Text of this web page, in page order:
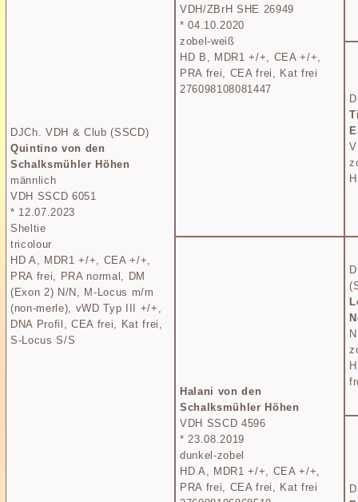
DJCh. VDH & Club (SSCD)
Quintino von den
Schalksmühler Höhen
männlich
VDH SSCD 6051
* 12.07.2023
Sheltie
tricolour
HD A, MDR1 +/+, CEA +/+,
PRA frei, PRA normal, DM
(Exon 2) N/N, M-Locus m/m
(non-merle), vWD Typ III +/+,
DNA Profil, CEA frei, Kat frei,
S-Locus S/S
VDH/ZBrH SHE 26949
* 04.10.2020
zobel-weiß
HD B, MDR1 +/+, CEA +/+,
PRA frei, CEA frei, Kat frei
276098108081447
Halani von den
Schalksmühler Höhen
VDH SSCD 4596
* 23.08.2019
dunkel-zobel
HD A, MDR1 +/+, CEA +/+,
PRA frei, CEA frei, Kat frei